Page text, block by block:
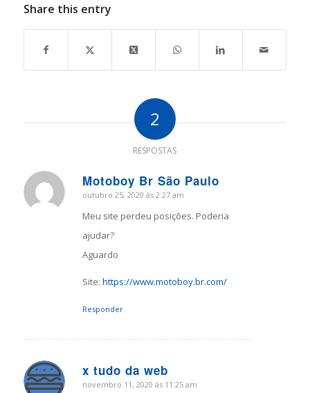
Share this entry
2
RESPOSTAS
Motoboy Br São Paulo
says:
outubro 25, 2020 às 2:27 am
Meu site perdeu posições. Poderia
ajudar?
Aguardo
Site: https://www.motoboy.br.com/
Responder
x tudo da web
says:
novembro 11, 2020 às 11:25 am